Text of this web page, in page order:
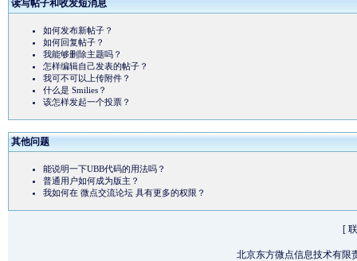
读写帖子和收发短消息
如何发布新帖子？
如何回复帖子？
我能够删除主题吗？
怎样编辑自己发表的帖子？
我可不可以上传附件？
什么是 Smilies？
该怎样发起一个投票？
其他问题
能说明一下UBB代码的用法吗？
普通用户如何成为版主？
我如何在 微点交流论坛 具有更多的权限？
[
北京东方微点信息技术有限